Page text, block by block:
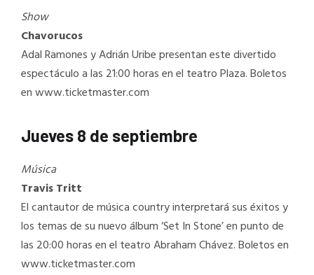
Show
Chavorucos
Adal Ramones y Adrián Uribe presentan este divertido
espectáculo a las 21:00 horas en el teatro Plaza. Boletos
en www.ticketmaster.com
Jueves 8 de septiembre
Música
Travis Tritt
El cantautor de música country interpretará sus éxitos y
los temas de su nuevo álbum ‘Set In Stone’ en punto de
las 20:00 horas en el teatro Abraham Chávez. Boletos en
www.ticketmaster.com